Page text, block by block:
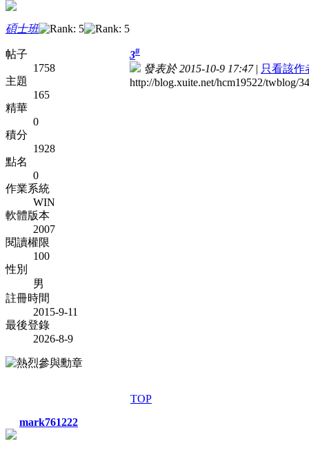
碩士班
帖子
1758
主題
165
精華
0
積分
1928
點名
0
作業系統
WIN
軟體版本
2007
閱讀權限
100
性別
男
註冊時間
2015-9-11
最後登錄
2026-8-9
3#
發表於 2015-10-9 17:47| 只看該作
http://blog.xuite.net/hcm19522/twblog/
TOP
mark761222